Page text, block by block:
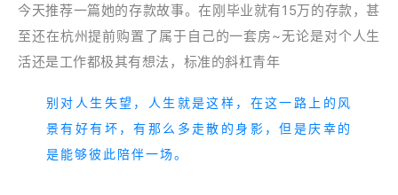
今天推荐一篇她的存款故事。在刚毕业就有15万的存款，甚
至还在杭州提前购置了属于自己的一套房~无论是对个人生
活还是工作都极其有想法，标准的斜杠青年
别对人生失望，人生就是这样，在这一路上的风
景有好有坏，有那么多走散的身影，但是庆幸的
是能够彼此陪伴一场。